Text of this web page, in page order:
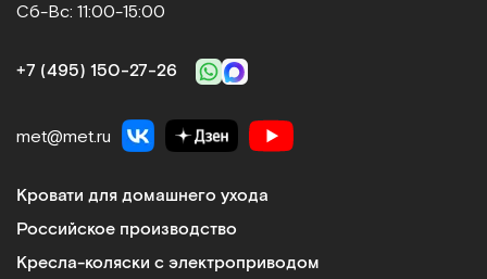
Сб-Вс: 11:00-15:00
+7 (495) 150‑27‑26
met@met.ru
Кровати для домашнего ухода
Российское производство
Кресла-коляски с электроприводом